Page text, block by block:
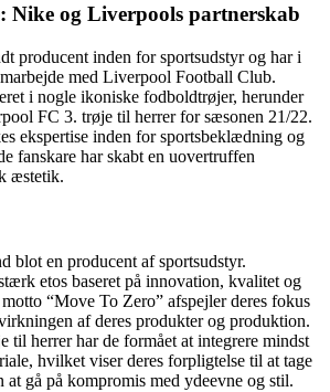
Nike og Liverpools partnerskab
producent inden for sportsudstyr og har i
med Liverpool Football Club.
i nogle ikoniske fodboldtrøjer, herunder
FC 3. trøje til herrer for sæsonen 21/22.
ekspertise inden for sportsbeklædning og
fanskare har skabt en uovertruffen
æstetik.
blot en producent af sportsudstyr.
etos baseret på innovation, kvalitet og
“Move To Zero” afspejler deres fokus
af deres produkter og produktion.
til herrer har de formået at integrere mindst
hvilket viser deres forpligtelse til at tage
at gå på kompromis med ydeevne og stil.